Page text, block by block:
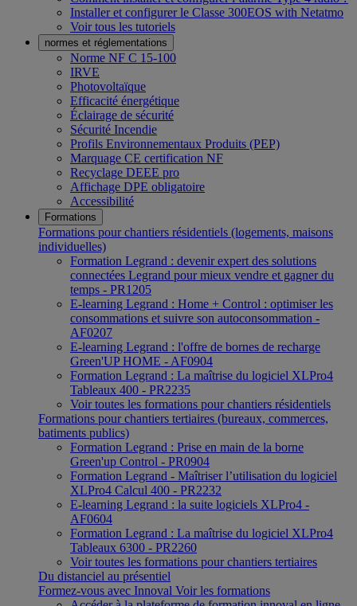
Installer et configurer le Classe 300EOS with Netatmo
Voir tous les tutoriels
normes et réglementations
Norme NF C 15-100
IRVE
Photovoltaïque
Efficacité énergétique
Éclairage de sécurité
Sécurité Incendie
Profils Environnementaux Produits (PEP)
Marquage CE certification NF
Recyclage DEEE pro
Affichage DPE obligatoire
Accessibilité
Formations
Formations pour chantiers résidentiels (logements, maisons
individuelles)
Formation Legrand : devenir expert des solutions
connectées Legrand pour mieux vendre et gagner du
temps - PR1205
E-learning Legrand : Home + Control : optimiser les
consommations et suivre son autoconsommation -
AF0207
E-learning Legrand : l'offre de bornes de recharge
Green'UP HOME - AF0904
Formation Legrand : La maîtrise du logiciel XLPro4
Tableaux 400 - PR2235
Voir toutes les formations pour chantiers résidentiels
Formations pour chantiers tertiaires (bureaux, commerces,
batiments publics)
Formation Legrand : Prise en main de la borne
Green'up Control - PR0904
Formation Legrand - Maîtriser l’utilisation du logiciel
XLPro4 Calcul 400 - PR2232
E-learning Legrand : la suite logiciels XLPro4 -
AF0604
Formation Legrand : La maîtrise du logiciel XLPro4
Tableaux 6300 - PR2260
Voir toutes les formations pour chantiers tertiaires
Du distanciel au présentiel
Formez-vous avec Innoval Voir les formations